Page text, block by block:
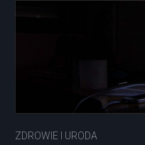
ZDROWIE I URODA